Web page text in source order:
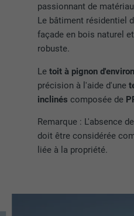
passionnant de
Le bâtiment résidentiel
façade en bois naturel
robuste.
Letoit à pignon
précision à l'aide d'une
inclinés composée de
Remarque : L'absence
doit être considérée
liée à la propriété.